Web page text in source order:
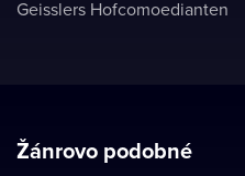
Geisslers Hofcomoedianten
Žánrovo podobné